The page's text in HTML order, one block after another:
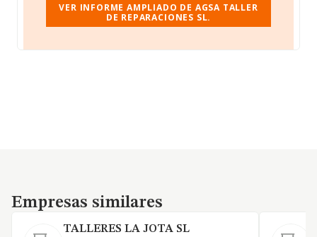
VER INFORME AMPLIADO DE AGSA TALLER
DE REPARACIONES SL.
Empresas similares
Empresas similares
TALLERES LA JOTA SL